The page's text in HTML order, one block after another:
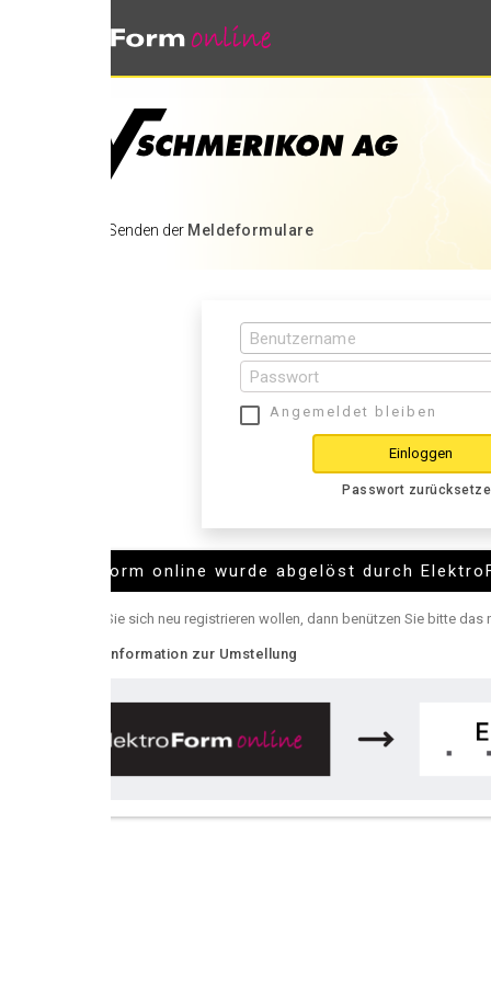
Meldeformulare
Angemeldet bleiben
Passwort zurücksetzen
online wurde abgelöst durch ElektroForm
sich neu registrieren wollen, dann benützen Sie bitte das neue
zur Umstellung